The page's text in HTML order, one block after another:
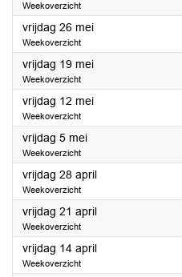
Weekoverzicht
vrijdag 26 mei2023
Weekoverzicht
vrijdag 19 mei2023
Weekoverzicht
vrijdag 12 mei2023
Weekoverzicht
vrijdag 5 mei2023
Weekoverzicht
vrijdag 28 april2023
Weekoverzicht
vrijdag 21 april2023
Weekoverzicht
vrijdag 14 april2023
Weekoverzicht